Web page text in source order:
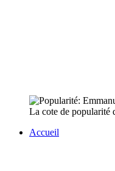
La cote de popularité
Accueil